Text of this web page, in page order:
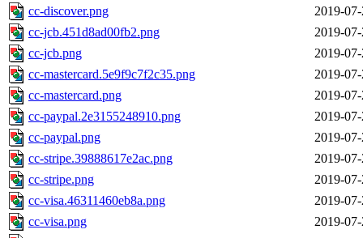
cc-discover.png
2019-
cc-jcb.451d8ad00fb2.png
2019-
cc-jcb.png
2019-
cc-mastercard.5e9f9c7f2c35.png
2019-
cc-mastercard.png
2019-
cc-paypal.2e3155248910.png
2019-
cc-paypal.png
2019-
cc-stripe.39888617e2ac.png
2019-
cc-stripe.png
2019-
cc-visa.46311460eb8a.png
2019-
cc-visa.png
2019-